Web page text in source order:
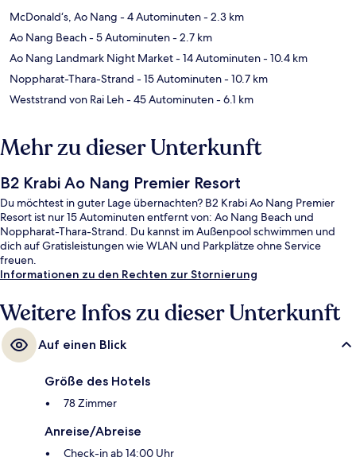
McDonald‘s, Ao Nang - 4 Autominuten- 2.3 km
Ao Nang Beach- 5 Autominuten- 2.7 km
Ao Nang Landmark Night Market- 14 Autominuten- 10.4 km
Noppharat-Thara-Strand - 15 Autominuten- 10.7 km
Weststrand von Rai Leh- 45 Autominuten- 6.1 km
Mehr zu dieser Unterkunft
B2 Krabi Ao Nang Premier Resort
Du möchtest in guter Lage übernachten? B2 Krabi Ao Nang Premier
Resort ist nur 15 Autominuten entfernt von: Ao Nang Beach und
Noppharat-Thara-Strand. Du kannst im Außenpool schwimmen und
dich auf Gratisleistungen wie WLAN und Parkplätze ohne Service
freuen.
Informationen zu den Rechten zur Stornierung
Weitere Infos zu dieser Unterkunft
Auf einen Blick
Größe des Hotels
78 Zimmer
Anreise/Abreise
Check-in ab 14:00 Uhr